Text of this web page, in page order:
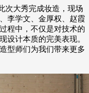
大秀完成妆造，现场
李学文、金厚权、赵霞
程中，不仅是对技术的
设计本质的完美表现。
型师们为我们带来更多